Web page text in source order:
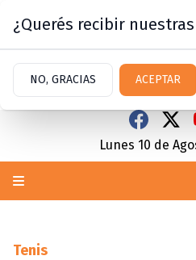
Lunes 10 de
Tenis
¿Querés recibir
NO, GRACIAS ACEPTAR